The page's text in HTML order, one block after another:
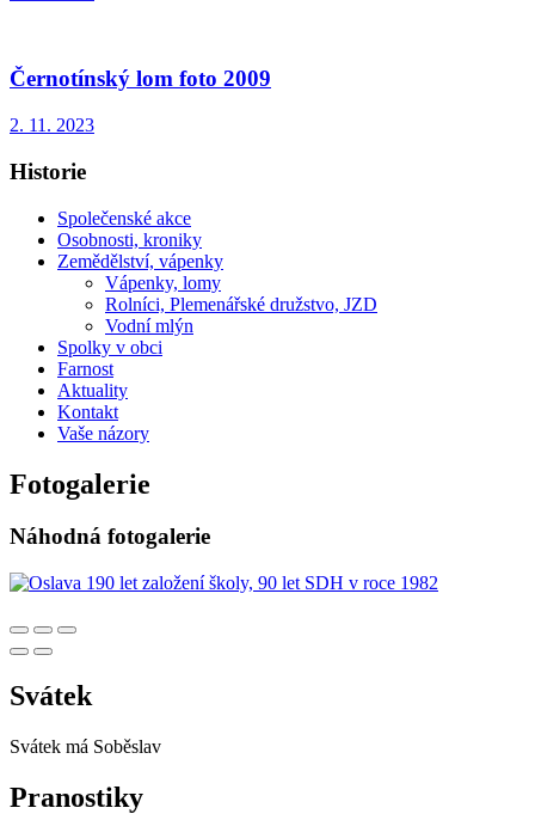
Černotínský lom foto 2009
2. 11. 2023
Historie
Společenské akce
Osobnosti, kroniky
Zemědělství, vápenky
Vápenky, lomy
Rolníci, Plemenářské družstvo, JZD
Vodní mlýn
Spolky v obci
Farnost
Aktuality
Kontakt
Vaše názory
Fotogalerie
Náhodná fotogalerie
Svátek
Svátek má Soběslav
Pranostiky